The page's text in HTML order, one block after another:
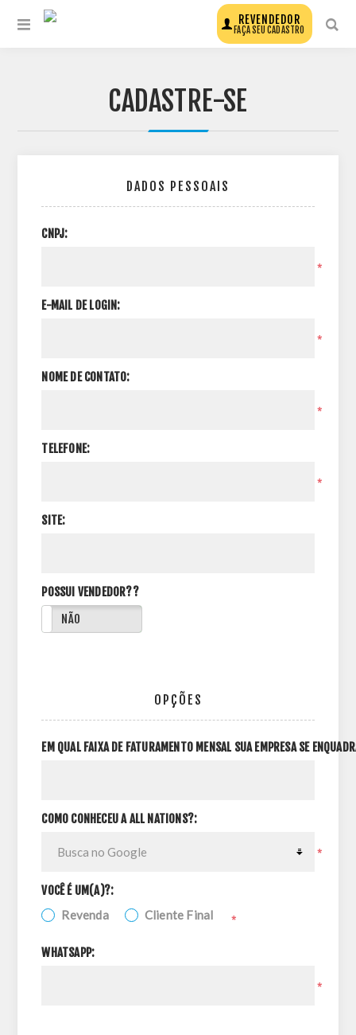
REVENDEDOR
FAÇA SEU CADASTRO
CADASTRE-SE
DADOS PESSOAIS
CNPJ:
*
E-MAIL DE LOGIN:
*
NOME DE CONTATO:
*
TELEFONE:
*
SITE:
POSSUI VENDEDOR??
NÃO
OPÇÕES
EM QUAL FAIXA DE FATURAMENTO MENSAL SUA EMPRESA SE
COMO CONHECEU A ALL NATIONS?:
*
VOCÊ É UM(A)?:
Revenda Cliente Final *
WHATSAPP:
*